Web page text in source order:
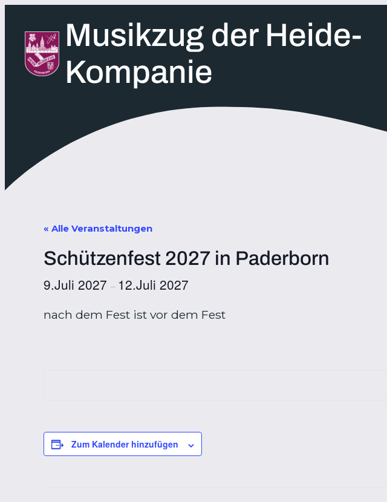
Musikzug der Heide-
Kompanie
« Alle Veranstaltungen
Schützenfest 2027 in Paderborn
9.Juli 2027 – 12.Juli 2027
nach dem Fest ist vor dem Fest
Zum Kalender hinzufügen